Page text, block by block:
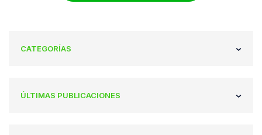
CATEGORÍAS
ÚLTIMAS PUBLICACIONES